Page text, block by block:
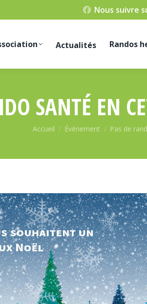
Nous suivre
Actualités Randos
SANTÉ EN
Vous êtes ici :
Accueil Événement Pas de